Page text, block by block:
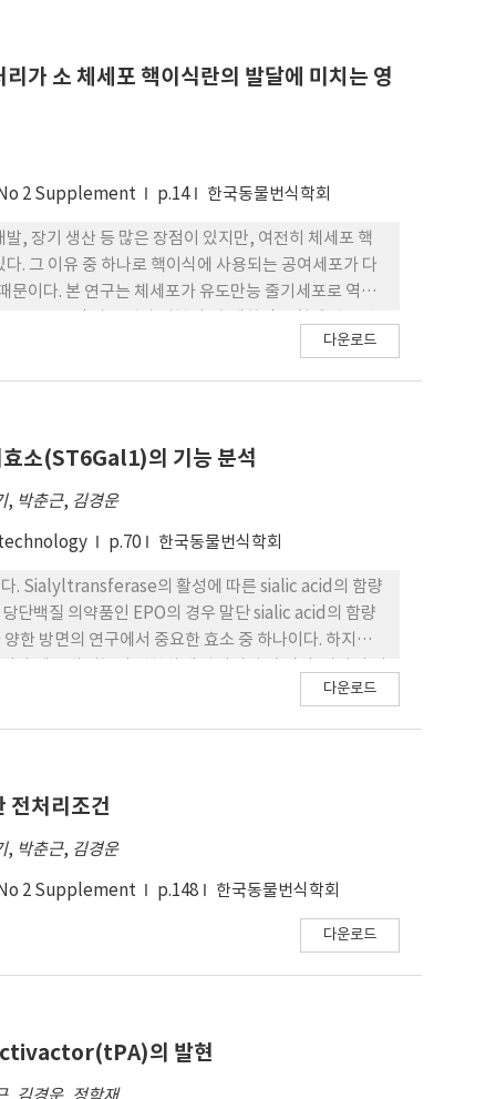
와 대조군으로 일반돼지(랜드레이스)를 국립축 산과학
순 환기 조직(유선, 신장, 폐, 비장)을 계대 배양 후
법을 통해서 hEPO 형질전환돼지 순환 장기조직에서
의 발현 이 확인되었으나, hEPO 발현 양상이 모든 형
법에서는 형질전환돼지 유래 세포의 배양 시 hEPO가
식과 세포의 생존성을 분석하기 위하여 Apoptosis를
와 일반돼 지의 세포 사이에 유의적 차이는 발견하지
을 이용하고자 할 경우, 목적으로 하는 세포 뿐 만 아니
.
가 소 체세포 핵이식란의 발달에 미치는 영
2 Supplement p.14 한국동물번식학회
, 장기 생산 등 많은 장점이 있지만, 여전히 체세포 핵
. 그 이유 중 하나로 핵이식에 사용되는 공여세포가 다
이다. 본 연구는 체세포가 유도만능 줄기세포로 역분
여 HDAC 억제제인 trichostatin A (20 nM), DNA
로 억제제인 GSK-3 (3 μM) and MEK (1 μM)
OKS-M 처리군이 82.0±4.97%, OKS-M을 도
로 OKS-M과 TSA를 함께 처리하였을 때 가장 높은
OKS-M 처리군이 12.6±6.54%, OKS-M을 도
로 OKS-M과 5- aza 를 함께 처리하였을 때
적 변형과 관련된 억제제의 처리는 소 복제 수정란의
건에 따 라 복제수정란의 향상을 위한 최적화된 방법
다운로드
소(ST6Gal1)의 기능 분석
, 박춘근, 김경운
p.70 한국동물번식학회
다. Sialyltransferase의 활성에 따른 sialic acid의 함량
단백질 의약품인 EPO의 경우 말단 sialic acid의 함량
한 방면의 연구에서 중요한 효소 중 하나이다. 하지만
용하여 세포내 기능을 분석하였고, ST6Gal1 단백질의
microscopy analysis를 수행하였다. 그 결
수 있었다. 또 한, adhesion assay를 통해 ECM 기
서는 간에서 특이 적으로 높은 발현을 보였으며 이는
는 성돈(24개월령)에서 ST6Gal1의 발현량이 전체적
다운로드
처리조건
, 박춘근, 김경운
2 Supplement p.148 한국동물번식학회
다운로드
의 발현